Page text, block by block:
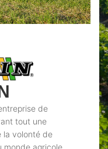
de
tout une
la volonté de
monde agricole.